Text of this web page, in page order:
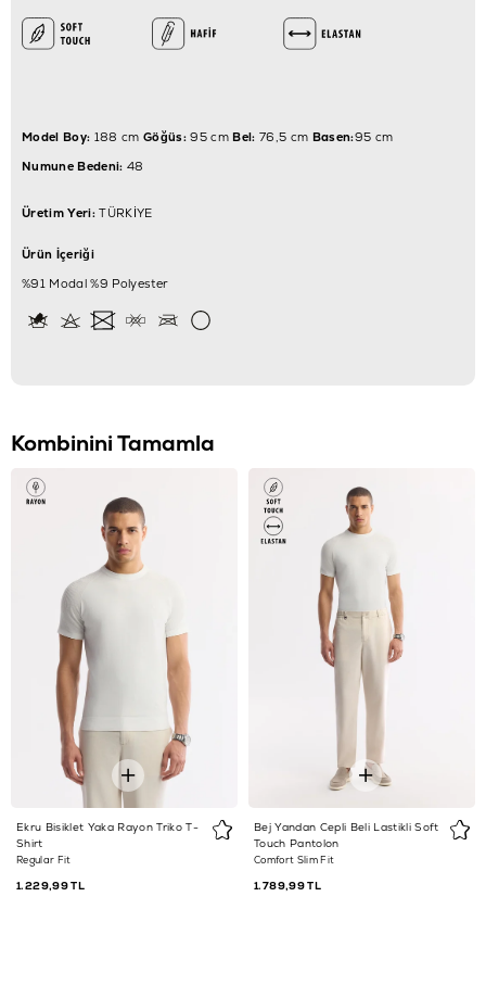
Model Boy: 188 cm Göğüs:95 cmBel: 76,5 cm Basen:95 cm
Numune Bedeni: 48
Üretim Yeri:TÜRKİYE
Ürün İçeriği
%91 Modal %9 Polyester
Kombinini Tamamla
Ekru Bisiklet Yaka Rayon Triko T-
Shirt
Regular Fit
1.229,99 TL
Bej Yandan Cepli Beli Lastikli Soft
Touch Pantolon
Comfort Slim Fit
1.789,99 TL